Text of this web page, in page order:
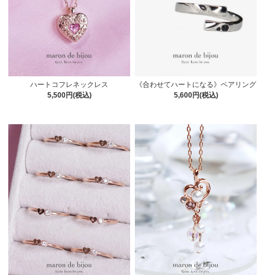
ハートコフレネックレス
5,500円(税込)
《合わせてハートになる》ペアリング
5,600円(税込)